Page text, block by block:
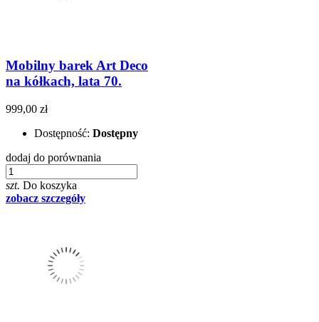
Mobilny barek Art Deco
na kółkach, lata 70.
999,00 zł
Dostępność: Dostępny
dodaj do porównania
szt. Do koszyka
zobacz szczegóły